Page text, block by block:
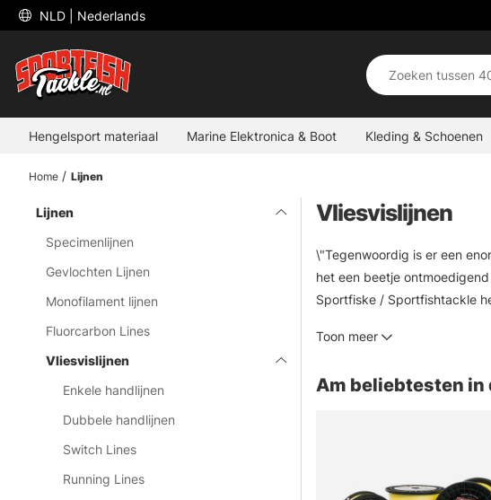
NLD | Nederlands
Hengelsport materiaal Marine Elektronica & Boot Kleding & Schoenen
Home Lijnen
Lijnen
Specimenlijnen
Gevlochten Lijnen
Monofilament lijnen
Fluorcarbon Lines
Vliesvislijnen
Enkele handlijnen
Dubbele handlijnen
Switch Lines
Running Lines
Vliesvislijnen
\"Tegenwoordig is er een
het een beetje
Sportfiske / Sportfishtackle
speciaals zoekt, of dat je
Toon meer
Am beliebtesten in